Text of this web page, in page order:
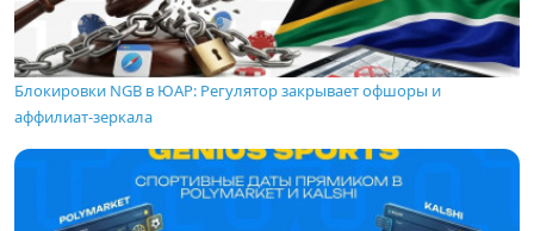
Блокировки NGB в ЮАР: Регулятор закрывает офшоры и
аффилиат-зеркала